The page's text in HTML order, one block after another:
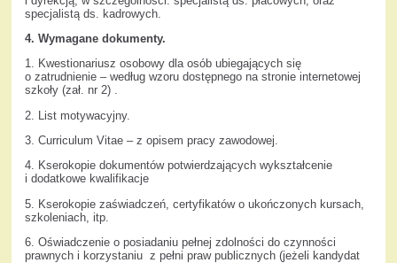
specjalistą ds. kadrowych.
4. Wymagane dokumenty.
1. Kwestionariusz osobowy dla osób ubiegających się
o zatrudnienie – według wzoru dostępnego na stronie internetowej
szkoły (zał. nr 2) .
2. List motywacyjny.
3. Curriculum Vitae – z opisem pracy zawodowej.
4. Kserokopie dokumentów potwierdzających wykształcenie
i dodatkowe kwalifikacje
5. Kserokopie zaświadczeń, certyfikatów o ukończonych kursach,
szkoleniach, itp.
6. Oświadczenie o posiadaniu pełnej zdolności do czynności
prawnych i korzystaniu z pełni praw publicznych (jeżeli kandydat